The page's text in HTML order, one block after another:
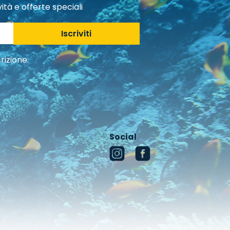
e offerte speciali
Iscriviti
Social